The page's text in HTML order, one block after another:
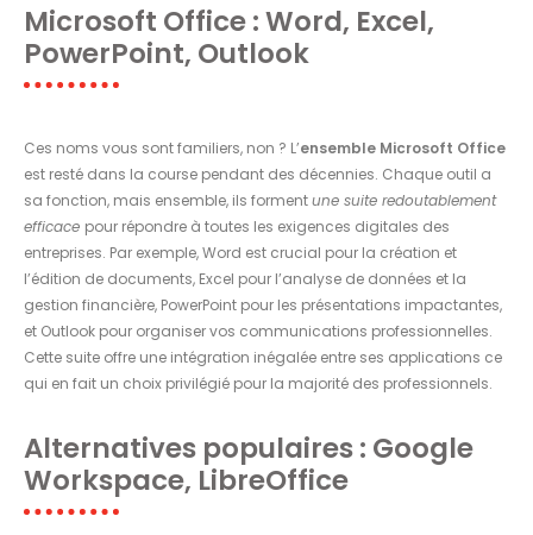
Microsoft Office : Word, Excel,
PowerPoint, Outlook
Ces noms vous sont familiers, non ? L’ensemble Microsoft Office
est resté dans la course pendant des décennies. Chaque outil a
sa fonction, mais ensemble, ils formentune suite redoutablement
efficace pour répondre à toutes les exigences digitales des
entreprises. Par exemple, Word est crucial pour la création et
l’édition de documents, Excel pour l’analyse de données et la
gestion financière, PowerPoint pour les présentations impactantes,
et Outlook pour organiser vos communications professionnelles.
Cette suite offre une intégration inégalée entre ses applications ce
qui en fait un choix privilégié pour la majorité des professionnels.
Alternatives populaires : Google
Workspace, LibreOffice